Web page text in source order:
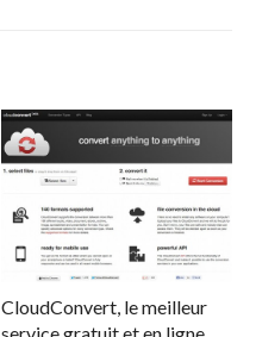
CloudConvert, le meilleur